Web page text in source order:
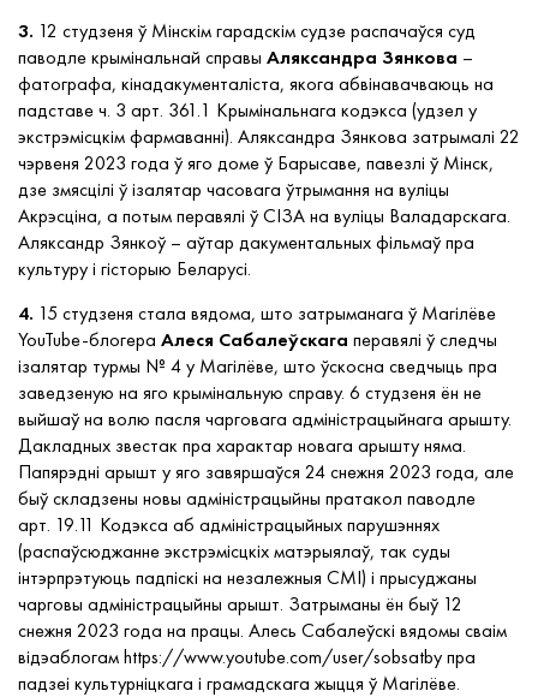
3. 12 студзеня ў Мінскім гарадскім судзе распачаўся суд
паводле крымінальнай справы Аляксандра Зянкова –
фатографа, кінадакументаліста, якога абвінавачваюць на
падставе ч. 3 арт. 361.1 Крымінальнага кодэкса (удзел у
экстрэмісцкім фармаванні). Аляксандра Зянкова затрымалі 22
чэрвеня 2023 года ў яго доме ў Барысаве, павезлі ў Мінск,
дзе змясцілі ў ізалятар часовага ўтрымання на вуліцы
Акрэсціна, а потым перавялі ў СІЗА на вуліцы Валадарскага.
Аляксандр Зянкоў – аўтар дакументальных фільмаў пра
культуру і гісторыю Беларусі.
4. 15 студзеня стала вядома, што затрыманага ў Магілёве
YouTube-блогера Алеся Сабалеўскага перавялі ў следчы
ізалятар турмы № 4 у Магілёве, што ўскосна сведчыць пра
заведзеную на яго крымінальную справу. 6 студзеня ён не
выйшаў на волю пасля чарговага адміністрацыйнага арышту.
Дакладных звестак пра характар новага арышту няма.
Папярэдні арышт у яго завяршаўся 24 снежня 2023 года, але
быў складзены новы адміністрацыйны пратакол паводле
арт. 19.11 Кодэкса аб адміністрацыйных парушэннях
(распаўсюджанне экстрэмісцкіх матэрыялаў, так суды
інтэрпрэтуюць падпіскі на незалежныя СМІ) і прысуджаны
чарговы адміністрацыйны арышт. Затрыманы ён быў 12
снежня 2023 года на працы. Алесь Сабалеўскі вядомы сваім
відэаблогам https://www.youtube.com/user/sobsatby пра
падзеі культурніцкага і грамадскага жыцця ў Магілёве.